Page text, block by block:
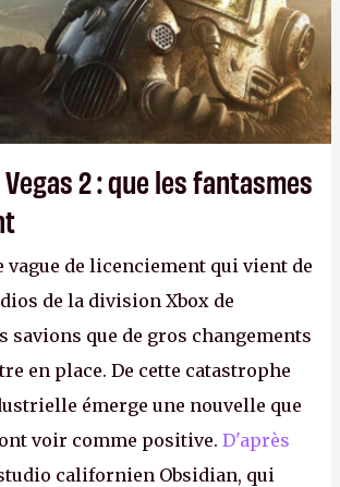
2 : que les fantasmes
vague de licenciement qui vient de
de la division Xbox de
savions que de gros changements
en place. De cette catastrophe
émerge une nouvelle que
voir comme positive. D'après
californien Obsidian, qui